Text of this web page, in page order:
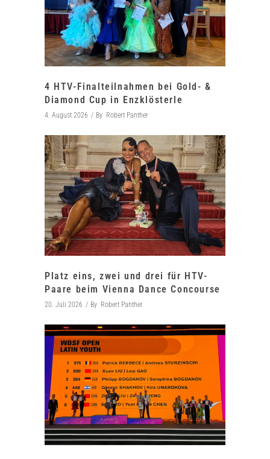
4 HTV-Finalteilnahmen bei Gold- &
Diamond Cup in Enzklösterle
4. August 2026 By Robert Panther
Platz eins, zwei und drei für HTV-
Paare beim Vienna Dance Concourse
20. Juli 2026 By Robert Panther